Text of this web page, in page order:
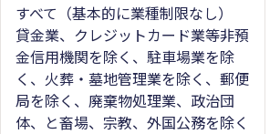
すべて（基本的に業種制限なし）
貸金業、クレジットカード業等非預
金信用機関を除く、駐車場業を除
く、火葬・墓地管理業を除く、郵便
局を除く、廃棄物処理業、政治団
体、と畜場、宗教、外国公務を除く